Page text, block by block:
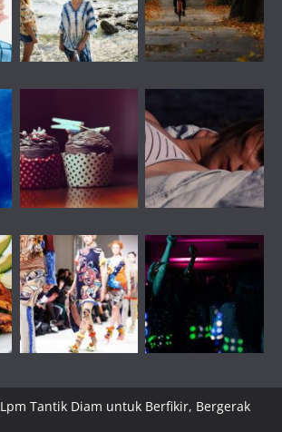
Lpm Tantik Diam untuk Berfikir, Bergerak